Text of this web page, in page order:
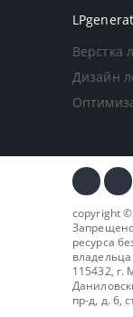
Верстка
Дизайн
copyright
ресурса
115432, г.
пр-д, д. 6,